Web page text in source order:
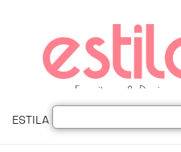
ESTILA NÁBYTOK